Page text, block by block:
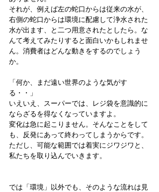
それが、例えば左の蛇口からは従来の水が、
右側の蛇口からは環境に配慮して浄水された
水が出ます、と二つ用意されたとしたら。な
んて考えてみたりすると面白いかもしれませ
ん。消費者はどんな動きをするのでしょう
か。
「何か、まだ遠い世界のような気がす
る・・」
いえいえ、スーパーでは、レジ袋を意識的に
ならざるを得なくなっていますよ。
変化は急に起こりません。そんなことをして
も、反発にあって終わってしまうからです。
ただし、可能な範囲では着実にジワジワと、
私たちを取り込んでいきます。
では「環境」以外でも、そのような流れは見